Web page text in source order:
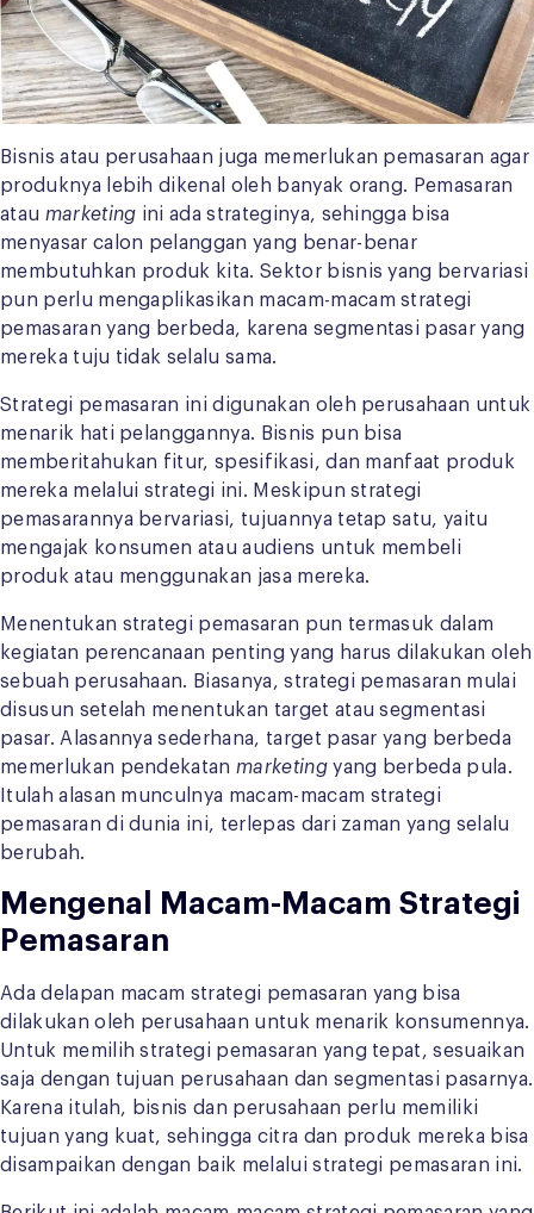
Bisnis atau perusahaan juga memerlukan pemasaran agar
produknya lebih dikenal oleh banyak orang. Pemasaran
atau marketing ini ada strateginya, sehingga bisa
menyasar calon pelanggan yang benar-benar
membutuhkan produk kita. Sektor bisnis yang bervariasi
pun perlu mengaplikasikan macam-macam strategi
pemasaran yang berbeda, karena segmentasi pasar yang
mereka tuju tidak selalu sama.
Strategi pemasaran ini digunakan oleh perusahaan untuk
menarik hati pelanggannya. Bisnis pun bisa
memberitahukan fitur, spesifikasi, dan manfaat produk
mereka melalui strategi ini. Meskipun strategi
pemasarannya bervariasi, tujuannya tetap satu, yaitu
mengajak konsumen atau audiens untuk membeli
produk atau menggunakan jasa mereka.
Menentukan strategi pemasaran pun termasuk dalam
kegiatan perencanaan penting yang harus dilakukan oleh
sebuah perusahaan. Biasanya, strategi pemasaran mulai
disusun setelah menentukan target atau segmentasi
pasar. Alasannya sederhana, target pasar yang berbeda
memerlukan pendekatanmarketingyang berbeda pula.
Itulah alasan munculnya macam-macam strategi
pemasaran di dunia ini, terlepas dari zaman yang selalu
berubah.
Mengenal Macam-Macam Strategi
Pemasaran
Ada delapan macam strategi pemasaran yang bisa
dilakukan oleh perusahaan untuk menarik konsumennya.
Untuk memilih strategi pemasaran yang tepat, sesuaikan
saja dengan tujuan perusahaan dan segmentasi pasarnya.
Karena itulah, bisnis dan perusahaan perlu memiliki
tujuan yang kuat, sehingga citra dan produk mereka bisa
disampaikan dengan baik melalui strategi pemasaran ini.